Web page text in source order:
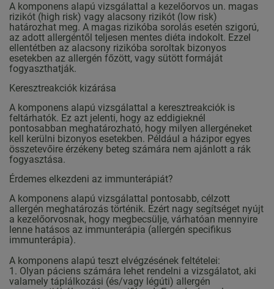
A komponens alapú vizsgálattal a kezelőorvos un. magas
rizikót (high risk) vagy alacsony rizikót (low risk)
határozhat meg. A magas rizikóba sorolás esetén szigorú,
az adott allergéntől teljesen mentes diéta indokolt. Ezzel
ellentétben az alacsony rizikóba soroltak bizonyos
esetekben az allergén főzött, vagy sütött formáját
fogyaszthatják.
Keresztreakciók kizárása
A komponens alapú vizsgálattal a keresztreakciók is
feltárhatók. Ez azt jelenti, hogy az eddigieknél
pontosabban meghatározható, hogy milyen allergéneket
kell kerülni bizonyos esetekben. Például a házipor egyes
összetevőire érzékeny beteg számára nem ajánlott a rák
fogyasztása.
Érdemes elkezdeni az immunterápiát?
A komponens alapú vizsgálattal pontosabb, célzott
allergén meghatározás történik. Ezért nagy segítséget nyújt
a kezelőorvosnak, hogy megbecsülje, várhatóan mennyire
lenne hatásos az immunterápia (allergén specifikus
immunterápia).
A komponens alapú teszt elvégzésének feltételei:
1. Olyan páciens számára lehet rendelni a vizsgálatot, aki
valamely táplálkozási (és/vagy légúti) allergén